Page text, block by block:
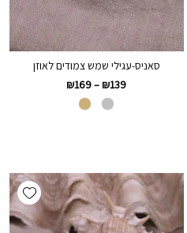
סאניס-עגילי שמש צמודים לאוזן
₪139
–
₪169